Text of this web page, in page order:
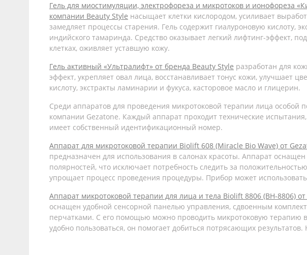
Гель для миостимуляции, электрофореза и микротоков и ионофореза
компании Beauty Style насыщает клетки кислородом, усиливает
замедляет процессы старения. Гель содержит гиалуроновую кислоту,
индийского тамаринда. Средство оказывает легкий лифтинг-эффект,
клетках, оживляет уставшую кожу.
Гель активный «Ультралифт» от бренда Beauty Style разработан для
эффект, укрепляет овал лица, восстанавливает тонус кожи, улучшает
кислоту, экстракты ламинарии и фукуса, касторовое масло и глицерин.
Среди аппаратов для проведения микротоковой терапии лица особой
компании Gezatone. Каждый аппарат проходит технические испытания,
имеет собственный идентификационный номер.
Аппарат для микротоковой терапии Biolift 608 (Miracle Bio Wave) от
предназначен для использования в салонах красоты. Аппарат
полярностей, что исключает потребность следить за
упрощает процесс проведения процедуры. Прибор может
Аппарат микротоковой терапии для лица и тела Biolift 8806 (BH-8806)
оснащен удобной сенсорной панелью управления, сдвоенным
перчатками. С его помощью можно проводить микротоковую терапию
удобно пользоваться, он помогает добиться потрясающих